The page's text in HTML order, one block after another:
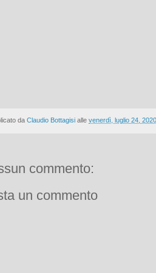
da Claudio Bottagisi alle venerdì, luglio 24, 2020
commento:
un commento